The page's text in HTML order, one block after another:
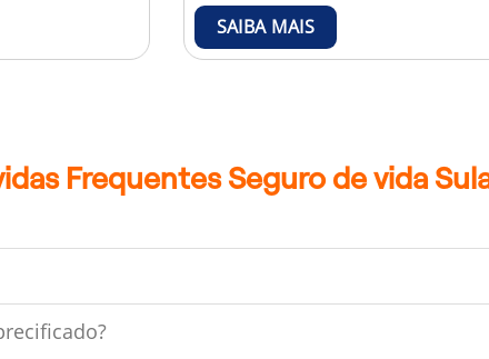
SAIBA MAIS
Frequentes Seguro de vida